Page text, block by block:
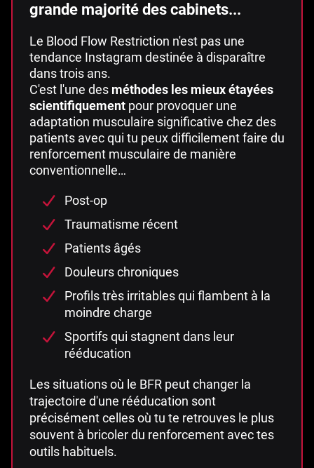
grande majorité des cabinets...
Le Blood Flow Restriction n'est pas une
tendance Instagram destinée à disparaître
dans trois ans.
C'est l'une des méthodes les mieux étayées
scientifiquement pour provoquer une
adaptation musculaire significative chez des
patients avec qui tu peux difficilement faire du
renforcement musculaire de manière
conventionnelle…
Post-op
Traumatisme récent
Patients âgés
Douleurs chroniques
Profils très irritables qui flambent à la
moindre charge
Sportifs qui stagnent dans leur
rééducation
Les situations où le BFR peut changer la
trajectoire d'une rééducation sont
précisément celles où tu te retrouves le plus
souvent à bricoler du renforcement avec tes
outils habituels.